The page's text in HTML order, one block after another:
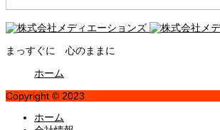
まっすぐに 心のままに
ホーム
Copyright © 2023
ホーム